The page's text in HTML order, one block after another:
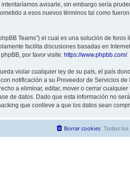
avisarle, sin embargo sería
a esos nuevos términos tal como
Teams”) el cual es una solución de foros
facilita discusiones basadas en
por favor visite: https://www.phpbb.com/.
violar cualquier ley de su país, el país
notificación a su Proveedor de Servicios de
a eliminar, editar, mover o cerrar
de datos. Dado que esta información no
que conlleve a que los datos sean
Todos
Borrar cookies